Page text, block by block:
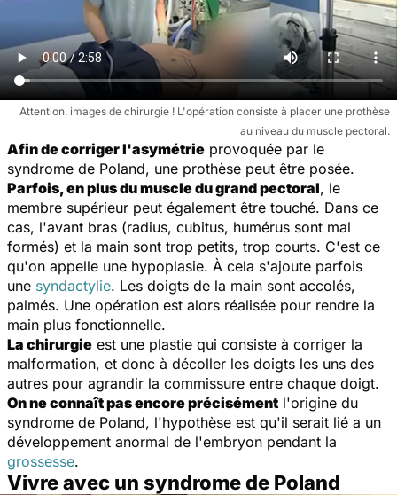
Attention, images de chirurgie ! L'opération consiste à placer une prothèse
au niveau du muscle pectoral.
Afin de corriger l'asymétrie provoquée par le
syndrome de Poland, une prothèse peut être posée.
Parfois, en plus du muscle du grand pectoral, le
membre supérieur peut également être touché. Dans ce
cas, l'avant bras (radius, cubitus, humérus sont mal
formés) et la main sont trop petits, trop courts. C'est ce
qu'on appelle une hypoplasie. À cela s'ajoute parfois
une syndactylie. Les doigts de la main sont accolés,
palmés. Une opération est alors réalisée pour rendre la
main plus fonctionnelle.
La chirurgie est une plastie qui consiste à corriger la
malformation, et donc à décoller les doigts les uns des
autres pour agrandir la commissure entre chaque doigt.
On ne connaît pas encore précisément l'origine du
syndrome de Poland, l'hypothèse est qu'il serait lié a un
développement anormal de l'embryon pendant la
grossesse.
Vivre avec un syndrome de Poland